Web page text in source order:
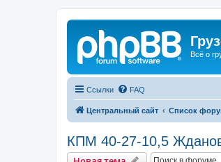
Всё о
Ссылки FAQ
Центральный сайт Список
КПМ 40-27-10,5